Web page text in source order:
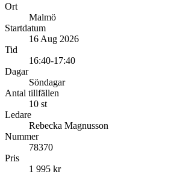
Ort
Malmö
Startdatum
16 Aug 2026
Tid
16:40-17:40
Dagar
Söndagar
Antal tillfällen
10 st
Ledare
Rebecka Magnusson
Nummer
78370
Pris
1 995 kr